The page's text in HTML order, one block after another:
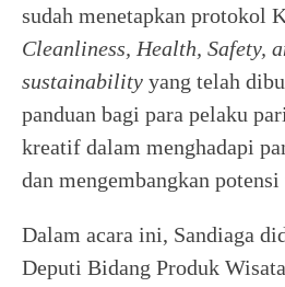
sudah menetapkan protokol
Cleanliness, Health, Safety,
sustainability yang telah
panduan bagi para pelaku
kreatif dalam menghadapi
dan mengembangkan
Dalam acara ini, Sandiaga
Deputi Bidang Produk